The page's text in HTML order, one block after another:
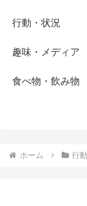
行動・状況
趣味・メディア
食べ物・飲み物
ホーム 行